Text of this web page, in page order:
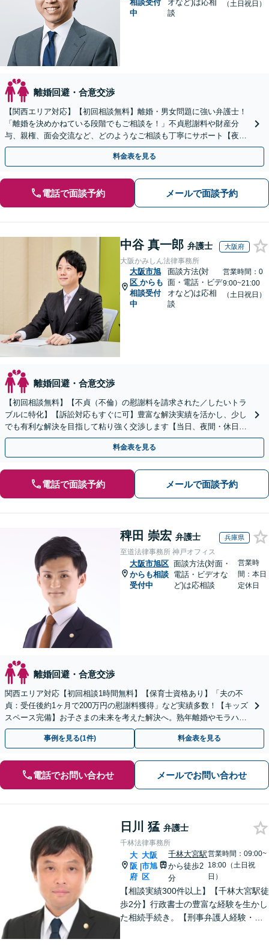
相談受付
中
オなど)は応相
談
（土日祝日）
離婚回避・合意交渉
【関西エリア対応】【初回相談無料】離婚・男女問題に強い弁護士！
「離婚を決めかねている段階でもご相談を！」不貞慰謝料や財産分
与、親権、面会交流など、どのようなご相談も丁寧にサポート【夜
間・休日面談可】【WEB面談】【完全個室】
料金表を見る
電話で面談予約 メールで面談予約
中谷 真一郎 弁護士 大阪府
大阪かみしん法律事務所
大阪市旭
区 からも
相談受付
中
面談方法(対
面・電話・ビデ
オなど)は応相
談
営業時間：0
9:00~21:00
（土日祝日）
離婚回避・合意交渉
【初回相談無料】【不貞（不倫）の慰謝料を請求された／したいトラ
ブルに特化】【訴訟対応もすぐに可】豊富な解決実績を活かし、少し
でも有利な解決を目指して粘り強く交渉します【当日、夜間・休日相
談可】
料金表を見る
電話で面談予約 メールで面談予約
稗田 崇宏 弁護士 兵庫県
至道法律事務所 神戸オフィス
大阪市旭区
からも相談
受付中
面談方法(対面・
電話・ビデオな
ど)は応相談
営業時
間：本日
定休日
離婚回避・合意交渉
関西エリア対応【初回相談1時間無料】【保育士資格あり】「夫の不
貞：受任後約1ヶ月で200万円の慰謝料獲得」など実績多数！【キッズ
スペース完備】お子さまの未来を考えた解決へ。熟年離婚やモラハラ
のご相談多数【Web面談・電話相談・夜間相談OK】
事例を見る(1件) 料金表を見る
電話でお問い合わせ メールでお問い合わせ
日川 猛 弁護士
千林法律事務所
大
阪
府
|
大阪
市旭
区
千林大宮駅
から徒歩2
分
営業時間：09:00~
18:00（土日祝
日）
【相談実績300件以上】【千林大宮駅徒
歩2分】行政書士の豊富な経験を生かし
た相続手続き。【刑事弁護人経験・示